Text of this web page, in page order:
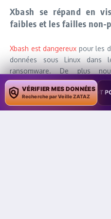
Xbash se répand en
faibles et les failles non-
Xbash est dangereux pour les
données sous Linux
ransomware. De plus
fonctionnalité au sein de
restauration des données
signifique que, comme
VÉRIFIER MES DONNÉES
Recherche par Veille ZATAZ
COPILOT POUR CONTAMINER